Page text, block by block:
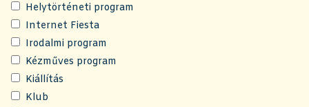
Helytörténeti program
Internet Fiesta
Irodalmi program
Kézműves program
Kiállítás
Klub